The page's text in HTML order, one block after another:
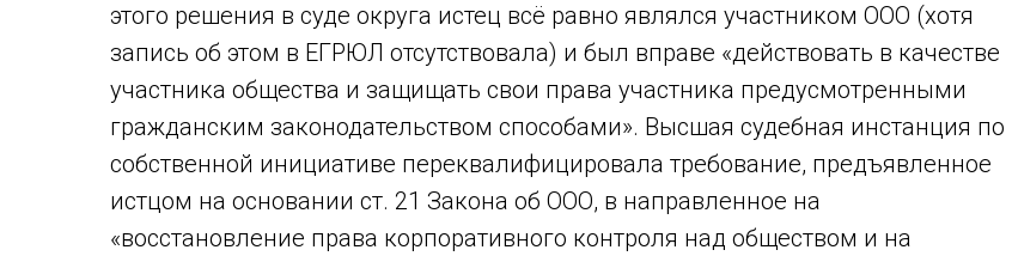
этого решения в суде округа истец всё равно являлся участником ООО (хотя
запись об этом в ЕГРЮЛ отсутствовала) и был вправе «действовать в качестве
участника общества и защищать свои права участника предусмотренными
гражданским законодательством способами». Высшая судебная инстанция по
собственной инициативе переквалифицировала требование, предъявленное
истцом на основании ст. 21 Закона об ООО, в направленное на
«восстановление права корпоративного контроля над обществом и на